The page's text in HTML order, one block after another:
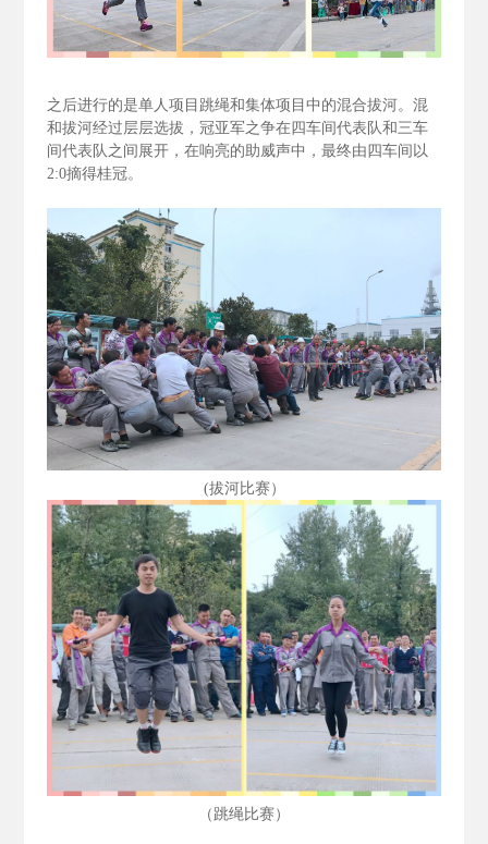
之后进行的是单人项目跳绳和集体项目中的混合拔河。混
和拔河经过层层选拔，冠亚军之争在四车间代表队和三车
间代表队之间展开，在响亮的助威声中，最终由四车间以
2:0摘得桂冠。
(拔河比赛）
（跳绳比赛）